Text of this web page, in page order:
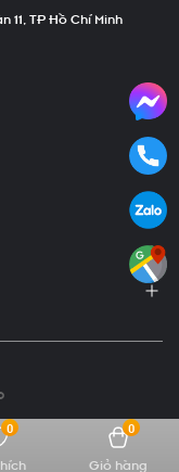
0 0
Giỏ hàng
TP Hồ Chí Minh